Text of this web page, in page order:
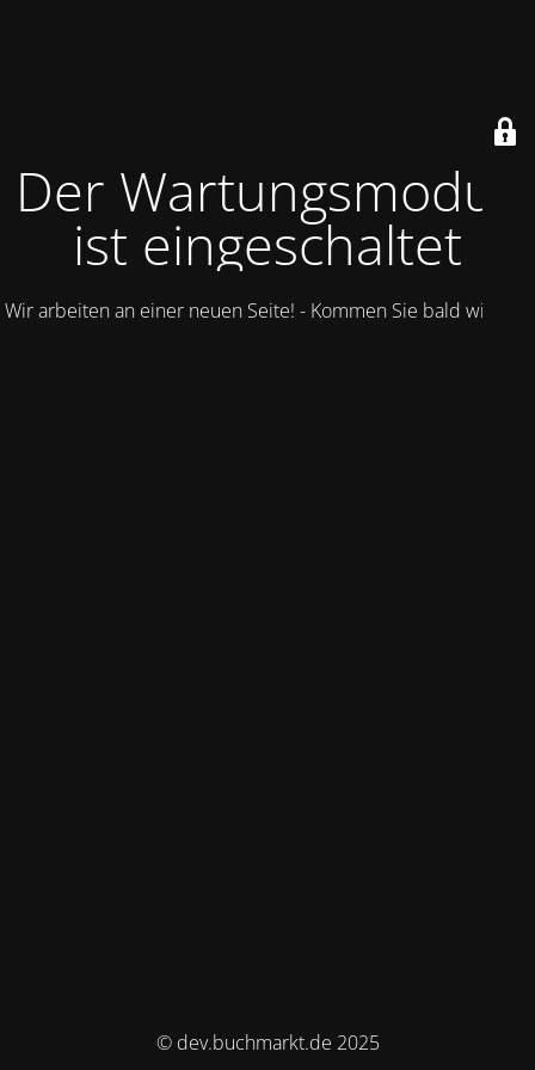
Der Wartungsmodus
ist eingeschaltet
Wir arbeiten an einer neuen Seite! - Kommen Sie bald wieder.
© dev.buchmarkt.de 2025